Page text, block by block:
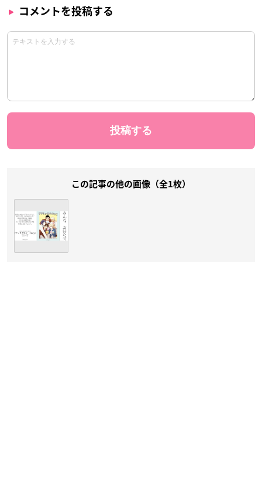
コメントを投稿する
この記事の他の画像（全1枚）